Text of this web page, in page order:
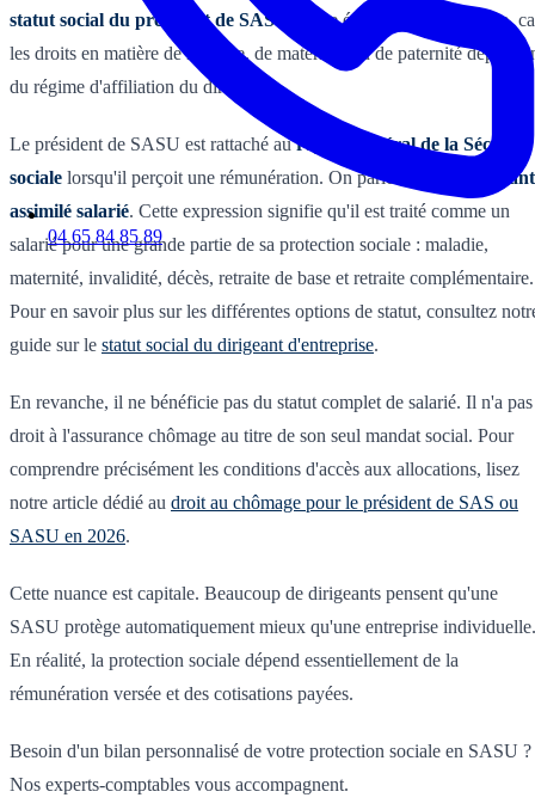
04 65 84 85 89
statut social du président de SASU
. Cette étape est déterminante,
les droits en matière de maladie, de maternité ou de paternité
du régime d'affiliation du dirigeant.
Le président de SASU est rattaché aurégime général de la Sécurité
sociale lorsqu'il perçoit une rémunération. On parle alors de
dirigeant
assimilé salarié. Cette expression signifie qu'il est traité comme un
salarié pour une grande partie de sa protection sociale : maladie,
maternité, invalidité, décès, retraite de base et retraite complémentaire.
Pour en savoir plus sur les différentes options de statut, consultez
guide sur le statut social du dirigeant d'entreprise.
En revanche, il ne bénéficie pas du statut complet de salarié. Il n'a pas
droit à l'assurance chômage au titre de son seul mandat social. Pour
comprendre précisément les conditions d'accès aux allocations, lisez
notre article dédié au droit au chômage pour le président de SAS ou
SASU en 2026.
Cette nuance est capitale. Beaucoup de dirigeants pensent qu'une
SASU protège automatiquement mieux qu'une entreprise individuelle.
En réalité, la protection sociale dépend essentiellement de la
rémunération versée et des cotisations payées.
Besoin d'un bilan personnalisé de votre protection sociale en SASU ?
Nos experts-comptables vous accompagnent.